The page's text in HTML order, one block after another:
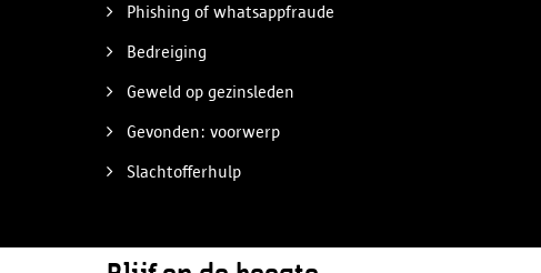
Phishing of whatsappfraude
Bedreiging
Geweld op gezinsleden
Gevonden: voorwerp
Slachtofferhulp